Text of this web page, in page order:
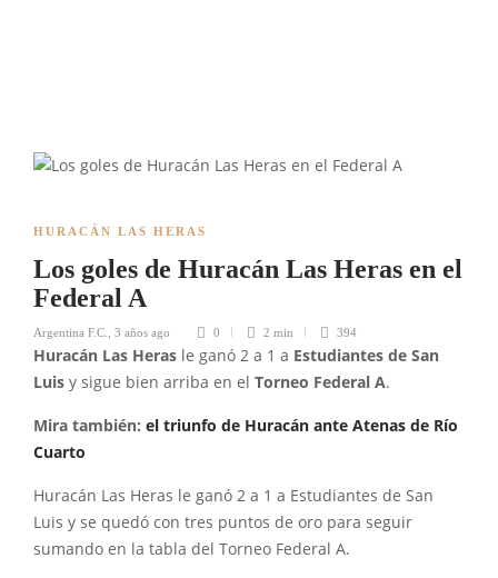
HURACÁN LAS HERAS
Los goles de Huracán Las Heras en el
Federal A
Argentina F.C. 3 años ago 0 2 min 394
Huracán Las Heras le ganó 2 a 1 a Estudiantes de San
Luis y sigue bien arriba en el Torneo Federal A.
Mira también: el triunfo de Huracán ante Atenas de Río
Cuarto
Huracán Las Heras le ganó 2 a 1 a Estudiantes de San
Luis y se quedó con tres puntos de oro para seguir
sumando en la tabla del Torneo Federal A.